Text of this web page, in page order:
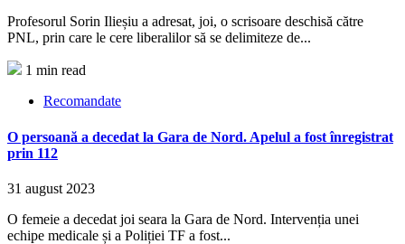
Profesorul Sorin Ilieșiu a adresat, joi, o scrisoare deschisă către
PNL, prin care le cere liberalilor să se delimiteze de...
1 min read
Recomandate
O persoană a decedat la Gara de Nord. Apelul a fost înregistrat
prin 112
31 august 2023
O femeie a decedat joi seara la Gara de Nord. Intervenția unei
echipe medicale și a Poliției TF a fost...